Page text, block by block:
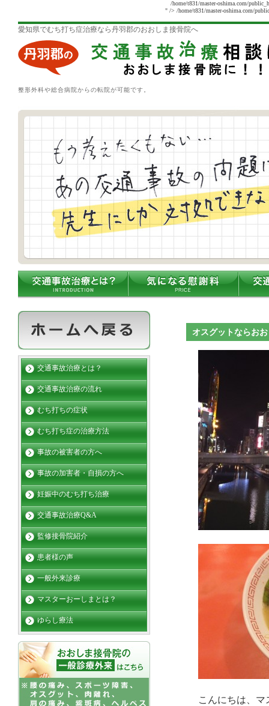
/home/t831/master-oshima.com/
" /> /home/t831/master-oshima.com/
愛知県でむち打ち症治療なら丹羽郡のおおしま接骨院へ
整形外科や総合病院からの転院が可能です。
オスグットならお
こんにちは、
交通事故治療とは？
交通事故治療の流れ
むち打ちの症状
むち打ち症の治療方法
事故の被害者の方へ
事故の加害者・自損の方へ
妊娠中のむち打ち治療
交通事故治療Q&A
監修接骨院紹介
患者様の声
一般外来診療
マスターおーしまとは？
ゆらし療法